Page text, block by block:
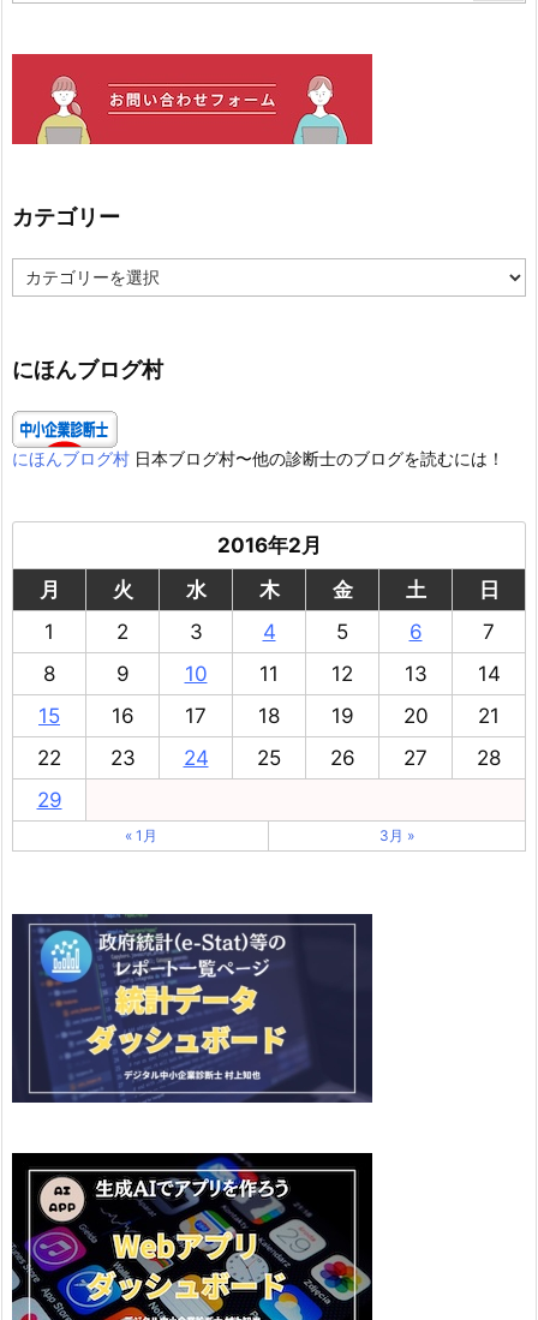
カテゴリー
テ
ー
にほんブログ村
にほんブログ村 日本ブログ村〜他の診断士のブログを読むには！
2016年2月
月
火 水 木 金 土
日
1
2 3 4 5 6
7
8
9 10 11 12 13
14
15
16 17 18 19 20
21
22
23 24 25 26 27
28
29
« 1月 3月 »